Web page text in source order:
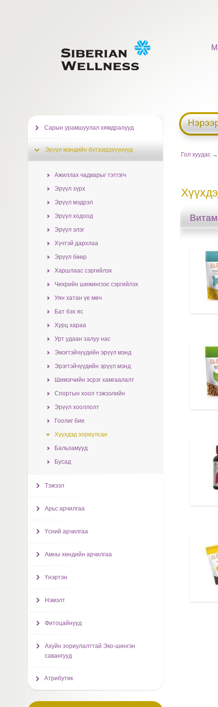
Гол хуудас
Сарын урамшуулал хямдралууд
Эрүүл мэндийн бүтээгдэхүүнүүд
Ажиллах чадварыг тэтгэгч
Эрүүл зүрх
Эрүүл мэдрэл
Эрүүл ходоод
Эрүүл элэг
Хүчтэй дархлаа
Эрүүл бөөр
Харшлаас сэргийлэх
Чихрийн шижингээс сэргийлэх
Уян хатан үе мөч
Бат бэх яс
Хурц хараа
Урт удаан залуу нас
Эмэгтэйчүүдийн эрүүл мэнд
Эрэгтэйчүүдийн эрүүл мэнд
Шимэгчийн эсрэг хамгаалалт
Спортын хоол тэжээлийн
Эрүүл хооллолт
Гоолиг бие
Хүүхдэд зориулсан
Бальзамууд
Бусад
Тэжээл
Арьс арчилгаа
Үсний арчилгаа
Амны хөндийн арчилгаа
Үнэртэн
Нэмэлт
Фитоцайнууд
Ахуйн зориулалттай Эко-шингэн
савангууд
Атрибутик